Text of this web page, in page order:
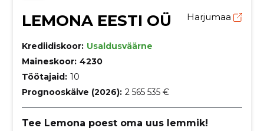
LEMONA EESTI OÜ Harjumaa
Krediidiskoor: Usaldusväärne
Maineskoor: 4230
Töötajaid: 10
Prognooskäive (2026): 2 565 535 €
Tee Lemona poest oma uus lemmik!